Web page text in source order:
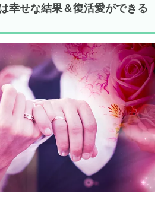
幸せな結果＆復活愛ができる